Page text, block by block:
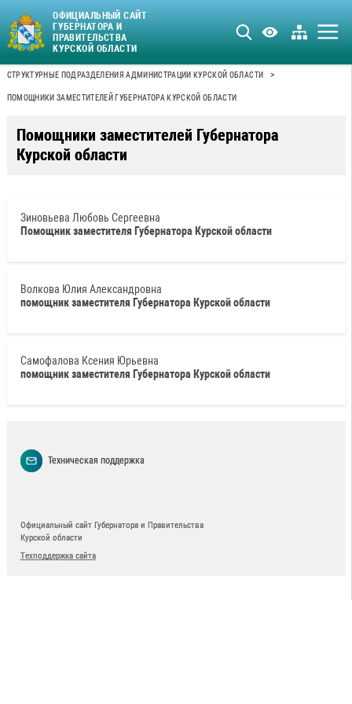
ОФИЦИАЛЬНЫЙ САЙТ
ГУБЕРНАТОРА И
ПРАВИТЕЛЬСТВА
КУРСКОЙ ОБЛАСТИ
СТРУКТУРНЫЕ ПОДРАЗДЕЛЕНИЯ АДМИНИСТРАЦИИ КУРСКОЙ ОБЛАСТИ >
ПОМОЩНИКИ ЗАМЕСТИТЕЛЕЙ ГУБЕРНАТОРА КУРСКОЙ ОБЛАСТИ
Помощники заместителей Губернатора
Курской области
Зиновьева Любовь Сергеевна
Помощник заместителя Губернатора Курской области
Волкова Юлия Александровна
помощник заместителя Губернатора Курской области
Самофалова Ксения Юрьевна
помощник заместителя Губернатора Курской области
Техническая поддержка
Официальный сайт Губернатора и Правительства
Курской области
Техподдержка сайта